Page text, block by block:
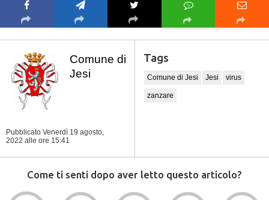
Comune di
Jesi
Pubblicato Venerdì 19 agosto,
2022 alle ore 15:41
Tags
Comune di Jesi Jesi virus
zanzare
Come ti senti dopo aver letto questo articolo?